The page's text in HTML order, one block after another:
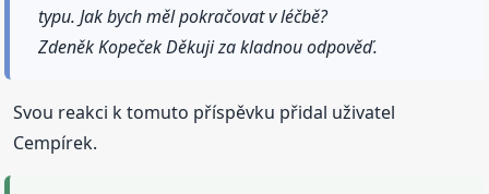
typu. Jak bych měl pokračovat v léčbě?
Zdeněk Kopeček Děkuji za kladnou odpověď.
Svou reakci k tomuto příspěvku přidal uživatel
Cempírek.